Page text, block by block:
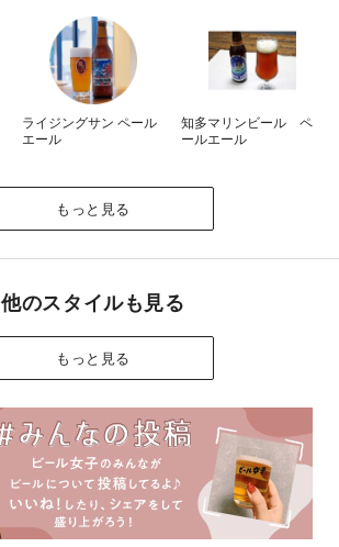
ライジングサン ペール
エール
知多マリンビール ペ
ールエール
もっと見る
他のスタイルも見る
もっと見る